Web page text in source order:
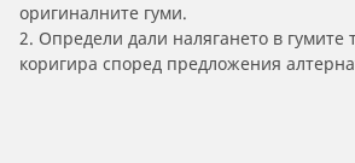
оригиналните гуми.
2. Определи дали налягането в гумите
коригира според предложения